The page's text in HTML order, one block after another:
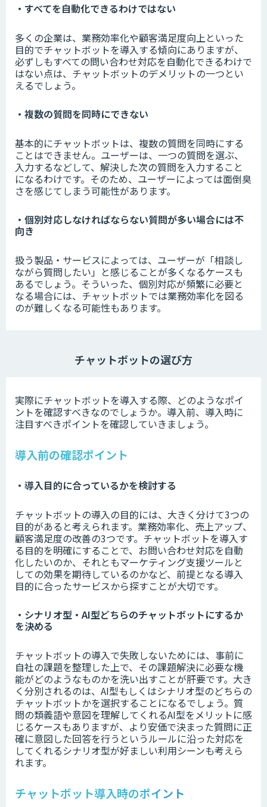
・すべてを自動化できるわけではない
多くの企業は、業務効率化や顧客満足度向上といった
目的でチャットボットを導入する傾向にありますが、
必ずしもすべての問い合わせ対応を自動化できるわけで
はない点は、チャットボットのデメリットの一つとい
えるでしょう。
・複数の質問を同時にできない
基本的にチャットボットは、複数の質問を同時にする
ことはできません。ユーザーは、一つの質問を選ぶ、
入力するなどして、解決した次の質問を入力すること
になるわけです。そのため、ユーザーによっては面倒臭
さを感じてしまう可能性があります。
・個別対応しなければならない質問が多い場合には不
向き
扱う製品・サービスによっては、ユーザーが「相談し
ながら質問したい」と感じることが多くなるケースも
あるでしょう。そういった、個別対応が頻繁に必要と
なる場合には、チャットボットでは業務効率化を図る
のが難しくなる可能性もあります。
チャットボットの選び方
実際にチャットボットを導入する際、どのようなポイ
ントを確認すべきなのでしょうか。導入前、導入時に
注目すべきポイントを確認していきましょう。
導入前の確認ポイント
・導入目的に合っているかを検討する
チャットボットの導入の目的には、大きく分けて3つの
目的があると考えられます。業務効率化、売上アップ、
顧客満足度の改善の3つです。チャットボットを導入す
る目的を明確にすることで、お問い合わせ対応を自動
化したいのか、それともマーケティング支援ツールと
しての効果を期待しているのかなど、前提となる導入
目的に合ったサービスから探すことが大切です。
・シナリオ型・AI型どちらのチャットボットにするか
を決める
チャットボットの導入で失敗しないためには、事前に
自社の課題を整理した上で、その課題解決に必要な機
能がどのようなものかを洗い出すことが肝要です。大き
く分別されるのは、AI型もしくはシナリオ型のどちらの
チャットボットかを選択することになるでしょう。質
問の類義語や意図を理解してくれるAI型をメリットに感
じるケースもありますが、より安価で決まった質問に正
確に意図した回答を行うというルールに沿った対応を
してくれるシナリオ型が好ましい利用シーンも考えら
れます。
チャットボット導入時のポイント